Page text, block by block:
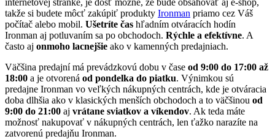
takže si budete môcť zakúpiť produkty Ironman priamo cez Váš
počítač alebo mobil. Ušetríte čas hľadním otváracích hodín
Ironman aj potluvaním sa po obchodoch. Rýchle a efektívne. A
často aj onmoho lacnejšie ako v kamenných predajniach.
Väčšina predajní má prevádzkovú dobu v čase od 9:00 do 17:00 až
18:00 a je otvorená od pondelka do piatku. Výnimkou sú
predajne Ironman vo veľkých nákupných centrách, kde je otváracia
doba dlhšia ako v klasických menších obchodoch a to väčšinou od
9:00 do 21:00 aj vrátane sviatkov a víkendov. Ak teda máte
možnosť nakupovať v nákupných centrách, len ťažko narazíte na
zatvorenú predajňu Ironman.